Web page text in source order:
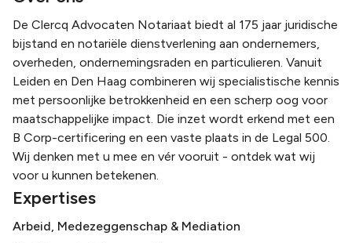
De Clercq Advocaten Notariaat biedt al 175 jaar juridische
bijstand en notariële dienstverlening aan ondernemers,
overheden, ondernemingsraden en particulieren. Vanuit
Leiden en Den Haag combineren wij specialistische kennis
met persoonlijke betrokkenheid en een scherp oog voor
maatschappelijke impact. Die inzet wordt erkend met een
B Corp-certificering en een vaste plaats in de Legal 500.
Wij denken met u mee en vér vooruit - ontdek wat wij
voor u kunnen betekenen.
Expertises
Arbeid, Medezeggenschap & Mediation